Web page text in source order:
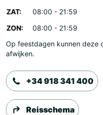
ZAT:
08:00 - 21:59
ZON:
08:00 - 21:59
Op feestdagen kunnen deze
afwijken.
+34 918 341 400
Reisschema